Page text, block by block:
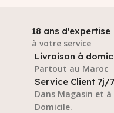
18 ans d'expertise
à votre service
Livraison à
Partout au Maroc
Service Client 7j/7
Dans Magasin et à
Domicile.